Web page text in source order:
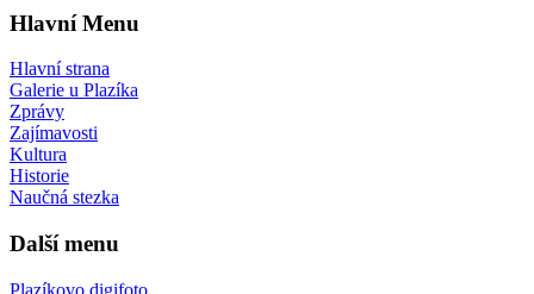
Hlavní Menu
Hlavní strana
Galerie u Plazíka
Zprávy
Zajímavosti
Kultura
Historie
Naučná stezka
Další menu
Plazíkovo digifoto